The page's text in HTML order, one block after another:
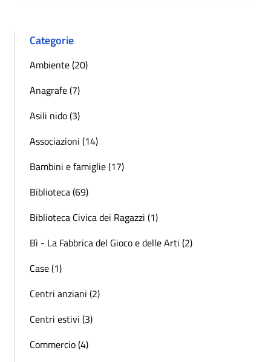
Categorie
Ambiente (20)
Anagrafe (7)
Asili nido (3)
Associazioni (14)
Bambini e famiglie (17)
Biblioteca (69)
Biblioteca Civica dei Ragazzi (1)
Bì - La Fabbrica del Gioco e delle Arti (2)
Case (1)
Centri anziani (2)
Centri estivi (3)
Commercio (4)